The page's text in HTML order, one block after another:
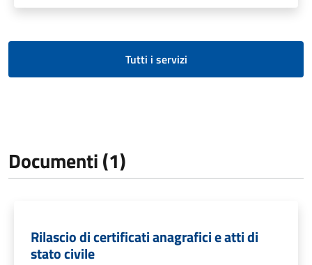
Tutti i servizi
Documenti (1)
Rilascio di certificati anagrafici e atti di
stato civile